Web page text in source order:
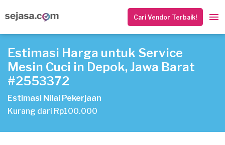
Cari Vendor Terbaik!
Estimasi Harga untuk Service
Mesin Cuci in Depok, Jawa Barat
#2553372
Estimasi Nilai Pekerjaan
Kurang dari Rp100.000